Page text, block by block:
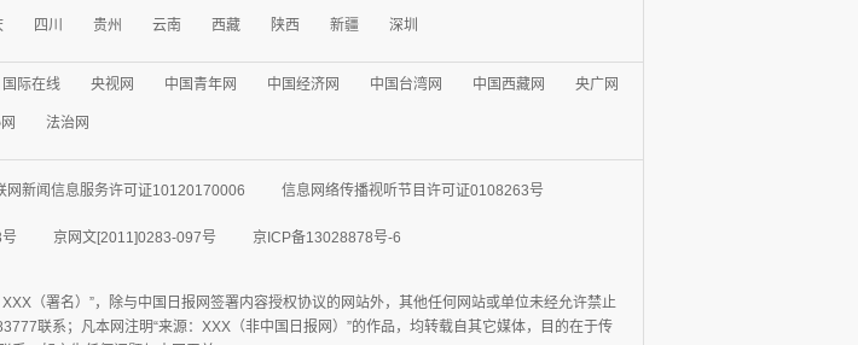
四川 贵州 云南 西藏 陕西 新疆 深圳
国际在线 央视网 中国青年网 中国经济网 中国台湾网 中国西藏网 央广网
法治网
网新闻信息服务许可证10120170006 信息网络传播视听节目许可证0108263号
京网文[2011]0283-097号 京ICP备13028878号-6
（署名）”，除与中国日报网签署内容授权协议的网站外，其他任何网站或单位未经允许禁止
联系；凡本网注明“来源：XXX（非中国日报网）”的作品，均转载自其它媒体，目的在于传